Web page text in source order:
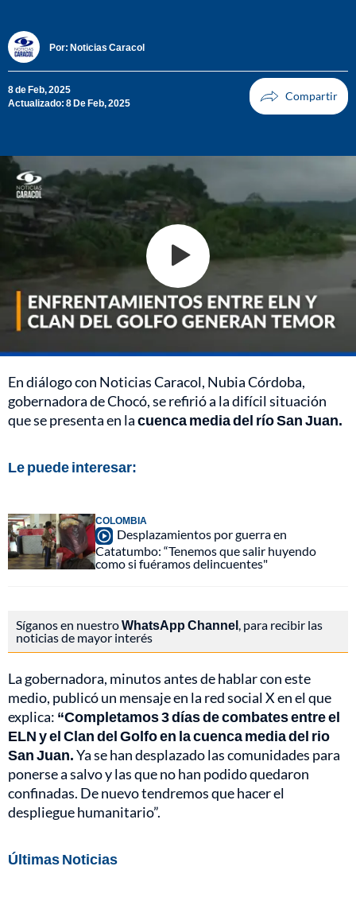
Por: Noticias Caracol
8 de Feb, 2025
Actualizado: 8 De Feb, 2025
En diálogo con Noticias Caracol, Nubia Córdoba,
gobernadora de Chocó, se refirió a la difícil situación
que se presenta en lacuenca media del río San Juan.
Le puede interesar:
COLOMBIA
Desplazamientos por guerra en
Catatumbo: “Tenemos que salir huyendo
como si fuéramos delincuentes"
Síganos en nuestroWhatsApp Channel , para recibir las
noticias de mayor interés
La gobernadora, minutos antes de hablar con este
medio, publicó un mensaje en la red social X en el que
explica: “Completamos 3 días de combates entre el
ELN y el Clan del Golfo en la cuenca media del rio
San Juan.Ya se han desplazado las comunidades para
ponerse a salvo y las que no han podido quedaron
confinadas. De nuevo tendremos que hacer el
despliegue humanitario”.
Últimas Noticias